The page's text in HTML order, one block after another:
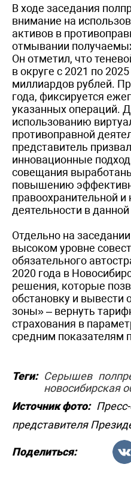
В ходе заседания
внимание на
активов в
отмывании
Он отметил, что
в округе с 2021 по
миллиардов рублей.
года, фиксируется
указанных операций.
использованию
противоправной
представитель
инновационные
совещания
повышению
правоохранительной
деятельности в
Отдельно на
высоком уровне
обязательного
2020 года в
решения, которые
обстановку и вывести
зоны» – вернуть
страхования в
средним показателям
Теги: Серышев
новосибирская
Источник фото:
представителя
Поделиться: